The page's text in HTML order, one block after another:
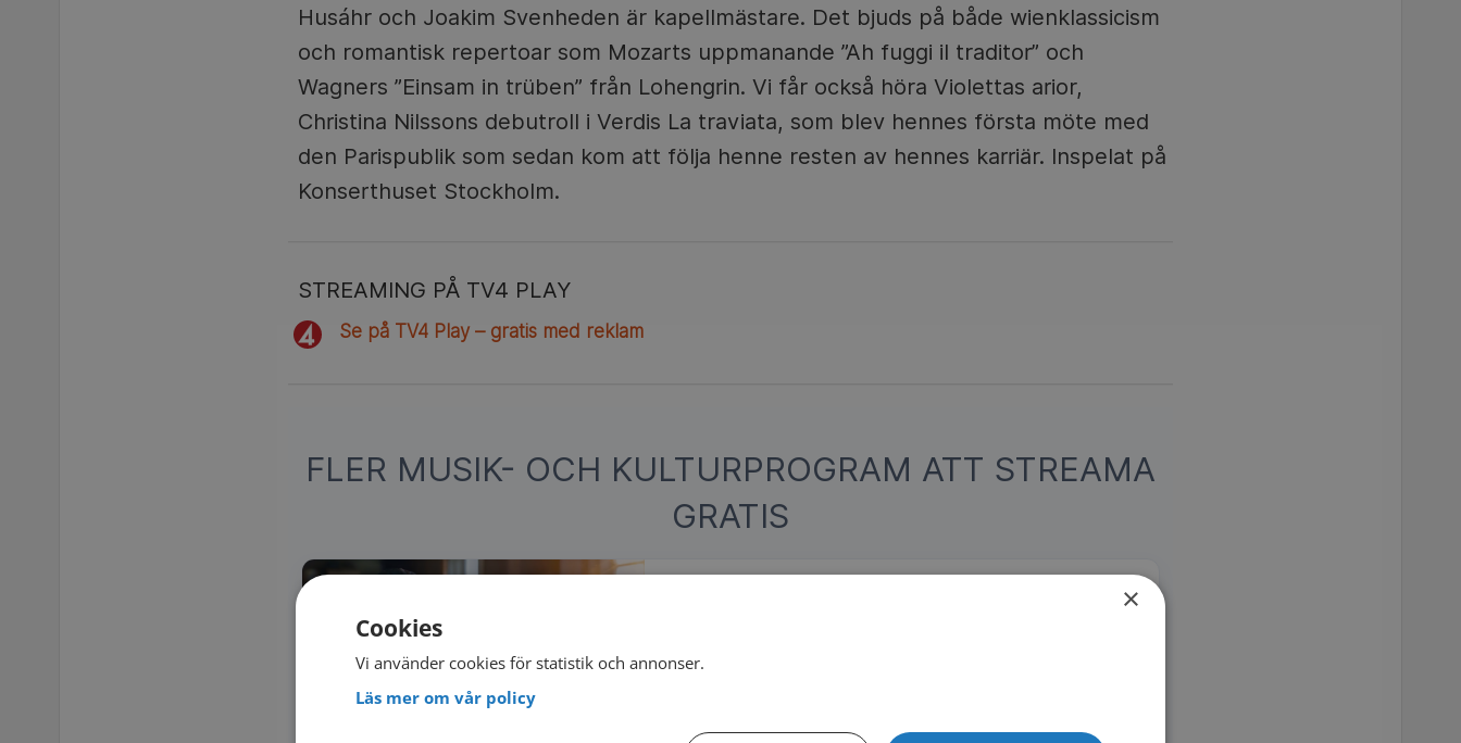
Husáhr och Joakim Svenheden är kapellmästare. Det bjuds på både wienklassicism
och romantisk repertoar som Mozarts uppmanande ”Ah fuggi il traditor” och
Wagners ”Einsam in trüben” från Lohengrin. Vi får också höra Violettas arior,
Christina Nilssons debutroll i Verdis La traviata, som blev hennes första möte med
den Parispublik som sedan kom att följa henne resten av hennes karriär. Inspelat på
Konserthuset Stockholm.
STREAMING PÅ TV4 PLAY
Se på TV4 Play – gratis med reklam
FLER MUSIK- OCH KULTURPROGRAM ATT STREAMA
GRATIS
skadad sjöjungfru på en skärgårdsö. Serien bygger på boken
×
Cookies
Vi använder cookies för statistik och annonser.
Läs mer om vår policy